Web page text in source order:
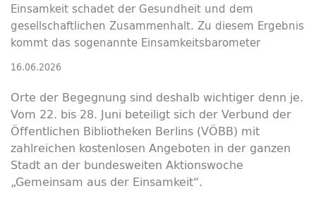
Einsamkeit schadet der Gesundheit und dem
gesellschaftlichen Zusammenhalt. Zu diesem Ergebnis
kommt das sogenannte Einsamkeitsbarometer
16.06.2026
Orte der Begegnung sind deshalb wichtiger denn je.
Vom 22. bis 28. Juni beteiligt sich der Verbund der
Öffentlichen Bibliotheken Berlins (VÖBB) mit
zahlreichen kostenlosen Angeboten in der ganzen
Stadt an der bundesweiten Aktionswoche
„Gemeinsam aus der Einsamkeit“.